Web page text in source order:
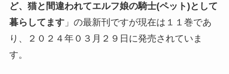
ど、猫と間違われてエルフ娘の騎士(ペット)として
暮らしてます」の最新刊ですが現在は１１巻であ
り、２０２４年０３月２９日に発売されていま
す。